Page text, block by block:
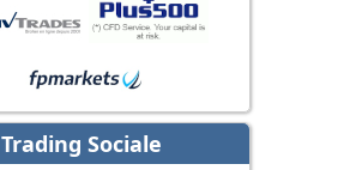
Trading Sociale